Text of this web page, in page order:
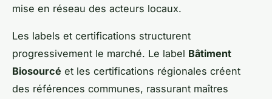
mise en réseau des acteurs locaux.
Les labels et certifications structurent
progressivement le marché. Le label Bâtiment
Biosourcé et les certifications régionales créent
des références communes, rassurant maîtres